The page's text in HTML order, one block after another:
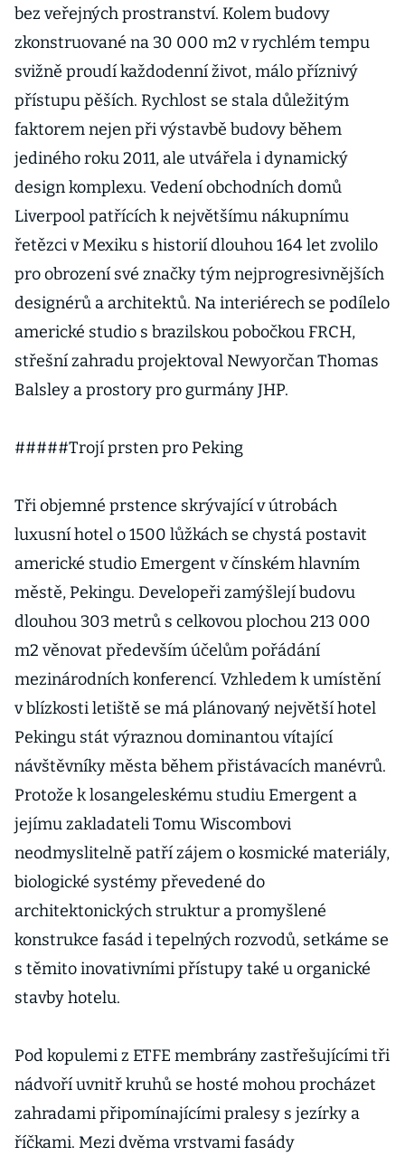
bez veřejných prostranství. Kolem budovy
zkonstruované na 30 000 m2 v rychlém tempu
svižně proudí každodenní život, málo příznivý
přístupu pěších. Rychlost se stala důležitým
faktorem nejen při výstavbě budovy během
jediného roku 2011, ale utvářela i dynamický
design komplexu. Vedení obchodních domů
Liverpool patřících k největšímu nákupnímu
řetězci v Mexiku s historií dlouhou 164 let zvolilo
pro obrození své značky tým nejprogresivnějších
designérů a architektů. Na interiérech se podílelo
americké studio s brazilskou pobočkou FRCH,
střešní zahradu projektoval Newyorčan Thomas
Balsley a prostory pro gurmány JHP.
#####Trojí prsten pro Peking
Tři objemné prstence skrývající v útrobách
luxusní hotel o 1500 lůžkách se chystá postavit
americké studio Emergent v čínském hlavním
městě, Pekingu. Developeři zamýšlejí budovu
dlouhou 303 metrů s celkovou plochou 213 000
m2 věnovat především účelům pořádání
mezinárodních konferencí. Vzhledem k umístění
v blízkosti letiště se má plánovaný největší hotel
Pekingu stát výraznou dominantou vítající
návštěvníky města během přistávacích manévrů.
Protože k losangeleskému studiu Emergent a
jejímu zakladateli Tomu Wiscombovi
neodmyslitelně patří zájem o kosmické materiály,
biologické systémy převedené do
architektonických struktur a promyšlené
konstrukce fasád i tepelných rozvodů, setkáme se
s těmito inovativními přístupy také u organické
stavby hotelu.
Pod kopulemi z ETFE membrány zastřešujícími tři
nádvoří uvnitř kruhů se hosté mohou procházet
zahradami připomínajícími pralesy s jezírky a
říčkami. Mezi dvěma vrstvami fasády